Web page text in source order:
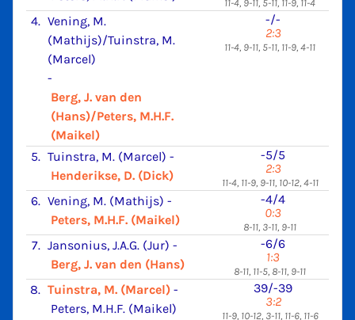
11-4, 9-11, 5-11, 11-9, 11-4
4. Vening, M.
(Mathijs)/Tuinstra, M.
(Marcel)
-
Berg, J. van den
(Hans)/Peters, M.H.F.
(Maikel)
-/-
2:3
11-4, 9-11, 5-11, 11-9, 4-11
5. Tuinstra, M. (Marcel) -
Henderikse, D. (Dick)
-5/5
2:3
11-4, 11-9, 9-11, 10-12, 4-11
6. Vening, M. (Mathijs) -
Peters, M.H.F. (Maikel)
-4/4
0:3
8-11, 3-11, 9-11
7. Jansonius, J.A.G. (Jur) -
Berg, J. van den (Hans)
-6/6
1:3
8-11, 11-5, 8-11, 9-11
8. Tuinstra, M. (Marcel) -
Peters, M.H.F. (Maikel)
39/-39
3:2
11-9, 10-12, 3-11, 11-6, 11-6